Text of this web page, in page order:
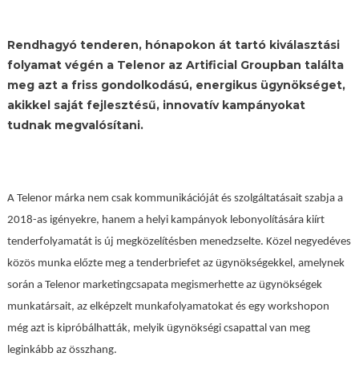
Rendhagyó tenderen, hónapokon át tartó kiválasztási
folyamat végén a Telenor az Artificial Groupban találta
meg azt a friss gondolkodású, energikus ügynökséget,
akikkel saját fejlesztésű, innovatív kampányokat
tudnak megvalósítani.
A Telenor márka nem csak kommunikációját és szolgáltatásait szabja a
2018-as igényekre, hanem a helyi kampányok lebonyolítására kiírt
tenderfolyamatát is új megközelítésben menedzselte. Közel negyedéves
közös munka előzte meg a tenderbriefet az ügynökségekkel, amelynek
során a Telenor marketingcsapata megismerhette az ügynökségek
munkatársait, az elképzelt munkafolyamatokat és egy workshopon
még azt is kipróbálhatták, melyik ügynökségi csapattal van meg
leginkább az összhang.